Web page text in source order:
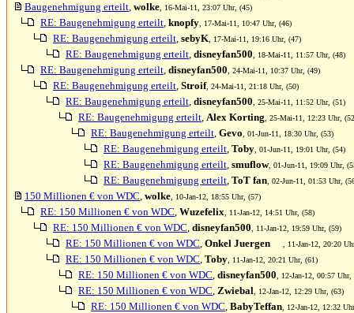
Baugenehmigung erteilt, wolke , 16-Mai-11, 23:07 Uhr, (45)
RE: Baugenehmigung erteilt, knopfy , 17-Mai-11, 10:47 Uhr, (46)
RE: Baugenehmigung erteilt, sebyK , 17-Mai-11, 19:16 Uhr, (47)
RE: Baugenehmigung erteilt, disneyfan500 , 18-Mai-11, 11:57 Uhr, (48)
RE: Baugenehmigung erteilt, disneyfan500 , 24-Mai-11, 10:37 Uhr, (49)
RE: Baugenehmigung erteilt, Stroif, 24-Mai-11, 21:18 Uhr, (50)
RE: Baugenehmigung erteilt, disneyfan500 , 25-Mai-11, 11:52 Uhr, (51)
RE: Baugenehmigung erteilt, Alex Korting , 25-Mai-11, 12:23 Uhr,
RE: Baugenehmigung erteilt, Gevo , 01-Jun-11, 18:30 Uhr, (53)
RE: Baugenehmigung erteilt, Toby , 01-Jun-11, 19:01 Uhr, (54)
RE: Baugenehmigung erteilt, smuflow, 01-Jun-11, 19:09 Uhr,
RE: Baugenehmigung erteilt, ToT fan , 02-Jun-11, 01:53 Uhr,
150 Millionen € von WDC, wolke , 10-Jan-12, 18:55 Uhr, (57)
RE: 150 Millionen € von WDC, Wuzefelix , 11-Jan-12, 14:51 Uhr, (58)
RE: 150 Millionen € von WDC, disneyfan500 , 11-Jan-12, 19:59 Uhr, (59)
RE: 150 Millionen € von WDC, Onkel Juergen , 11-Jan-12, 20:20
RE: 150 Millionen € von WDC, Toby , 11-Jan-12, 20:21 Uhr, (61)
RE: 150 Millionen € von WDC, disneyfan500 , 12-Jan-12, 00:57 Uhr,
RE: 150 Millionen € von WDC, Zwiebal , 12-Jan-12, 12:29 Uhr, (63)
RE: 150 Millionen € von WDC, BabyTeffan , 12-Jan-12, 12:32